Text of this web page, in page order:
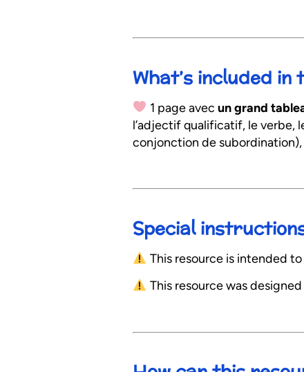
What’s included
1 page avec un grand
l’adjectif qualificatif, le verbe,
conjonction de
Special
This resource is intended
This resource was